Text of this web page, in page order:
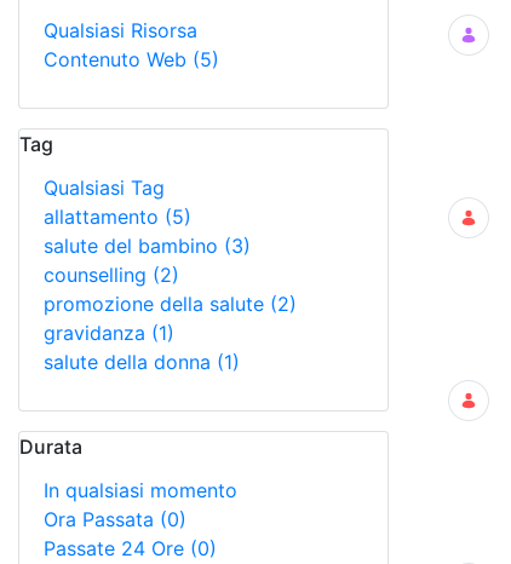
Qualsiasi Risorsa
Contenuto Web (5)
Tag
Qualsiasi Tag
allattamento (5)
salute del bambino (3)
counselling (2)
promozione della salute (2)
gravidanza (1)
salute della donna (1)
Durata
In qualsiasi momento
Ora Passata (0)
Passate 24 Ore (0)
Ricerca